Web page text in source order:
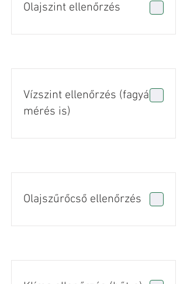
Olajszint ellenőrzés
Vízszint ellenőrzés (fagyálló
mérés is)
Olajszűrőcső ellenőrzés